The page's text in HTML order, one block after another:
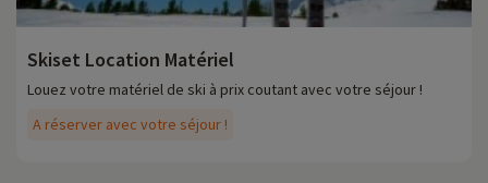
Skiset Location Matériel
A réserver avec votre séjour !
Louez votre matériel de ski à prix coutant avec votre séjour !